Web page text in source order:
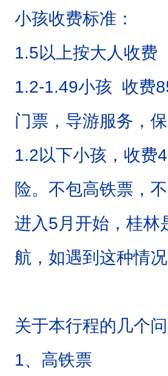
小孩收费标准：
1.5以上按大人收费
1.2-1.49小孩 收费
门票，导游服务，
1.2以下小孩，收费
险。不包高铁票，
进入5月开始，桂林
航，如遇到这种情
关于本行程的几个
1、高铁票